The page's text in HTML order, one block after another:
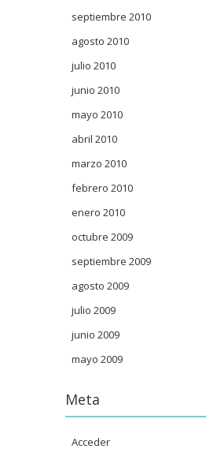
septiembre 2010
agosto 2010
julio 2010
junio 2010
mayo 2010
abril 2010
marzo 2010
febrero 2010
enero 2010
octubre 2009
septiembre 2009
agosto 2009
julio 2009
junio 2009
mayo 2009
Meta
Acceder